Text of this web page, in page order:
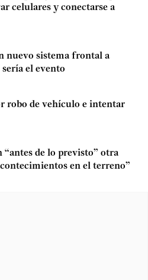
celulares y conectarse a
nuevo sistema frontal a
el evento
robo de vehículo e intentar
de lo previsto” otra
en el terreno”